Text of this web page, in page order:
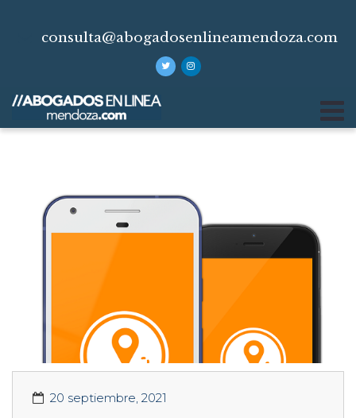
consulta@abogadosenlineamendoza.com
20 septiembre, 2021